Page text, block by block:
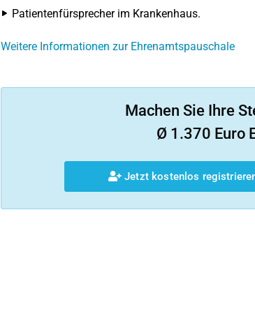
Patientenfürsprecher im Krankenhaus.
Weitere Informationen zur Ehrenamtspauschale
Machen Sie Ihre
Ø 1.370 Euro
Jetzt kostenlos